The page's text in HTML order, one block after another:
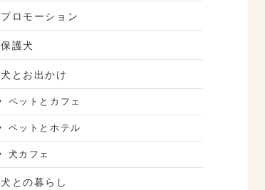
プロモーション
保護犬
犬とお出かけ
ペットとカフェ
ペットとホテル
犬カフェ
犬との暮らし